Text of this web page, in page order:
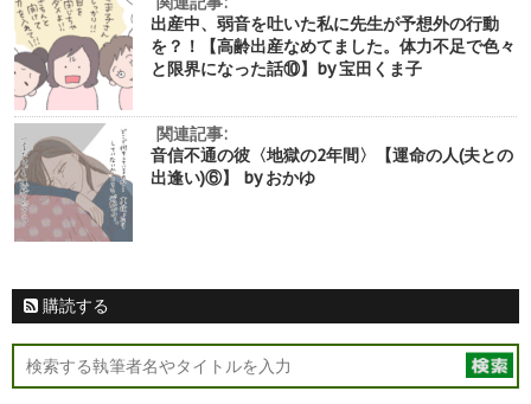
出産中、弱音を吐いた私に先生が予想外の行動
を？！【高齢出産なめてました。体力不足で色々
と限界になった話⑩】by 宝田くま子
関連記事:
音信不通の彼〈地獄の2年間〉【運命の人(夫との
出逢い)⑥】 by おかゆ
購読する